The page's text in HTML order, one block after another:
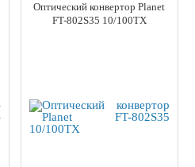
Оптический конвертор Planet
FT-802S35 10/100TX